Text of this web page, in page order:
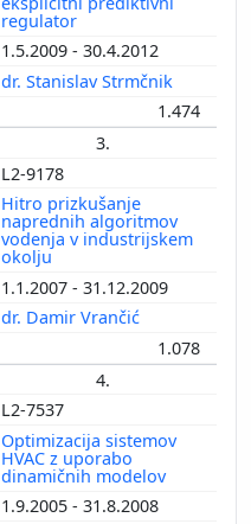
regulator
1.5.2009 - 30.4.2012
dr. Stanislav Strmčnik
1.474
3.
L2-9178
Hitro prizkušanje
naprednih algoritmov
vodenja v industrijskem
okolju
1.1.2007 - 31.12.2009
dr. Damir Vrančić
1.078
4.
L2-7537
Optimizacija sistemov
HVAC z uporabo
dinamičnih modelov
1.9.2005 - 31.8.2008